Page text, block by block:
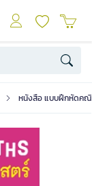
หนังสือ แบบฝึกหัดคณิ